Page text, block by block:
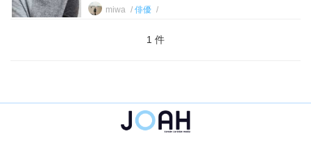
miwa 俳優
1 件